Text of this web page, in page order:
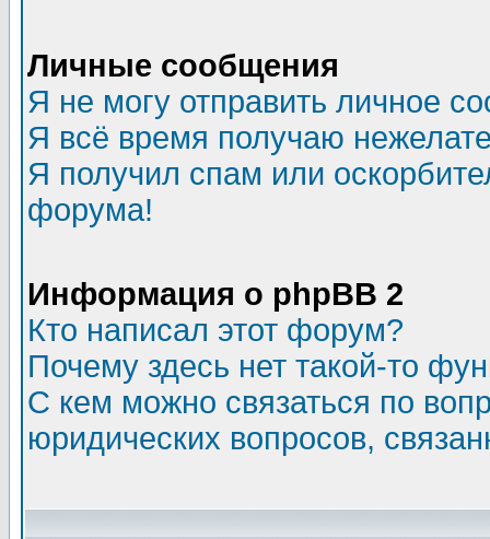
Личные сообщения
Я не могу отправить личное
Я всё время получаю
Я получил спам или
форума!
Информация о phpBB 2
Кто написал этот форум?
Почему здесь нет такой-то
С кем можно связаться по
юридических вопросов,